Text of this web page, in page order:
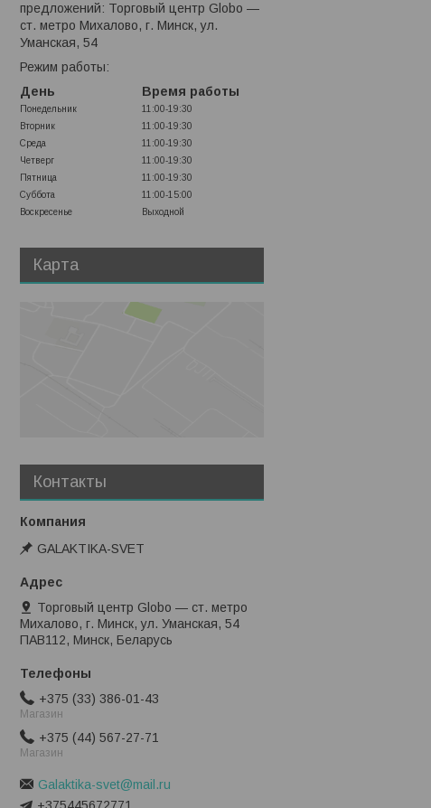
предложений: Торговый центр Globo —
ст. метро Михалово, г. Минск, ул.
Уманская, 54
Режим работы:
День
Время работы
Понедельник
11:00-19:30
Вторник
11:00-19:30
Среда
11:00-19:30
Четверг
11:00-19:30
Пятница
11:00-19:30
Суббота
11:00-15:00
Воскресенье
Выходной
Карта
Контакты
GALAKTIKA-SVET
Торговый центр Globo — ст. метро
Михалово, г. Минск, ул. Уманская, 54
ПАВ112, Минск, Беларусь
+375 (33) 386-01-43
Магазин
+375 (44) 567-27-71
Магазин
Galaktika-svet@mail.ru